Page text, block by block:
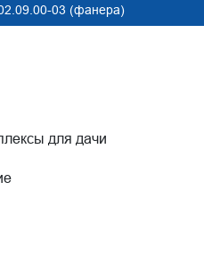
03 (фанера)
для дачи